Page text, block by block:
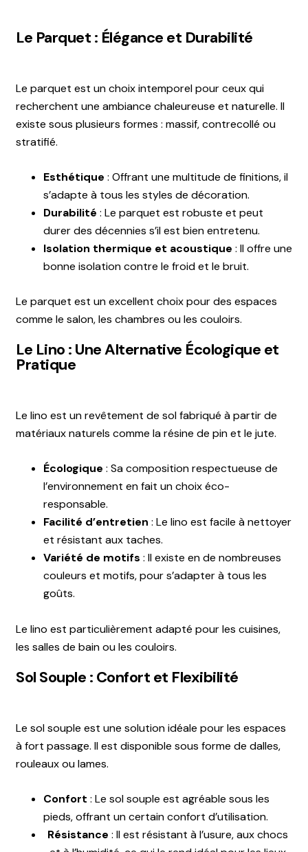
Le Parquet : Élégance et Durabilité
Le parquet est un choix intemporel pour ceux qui
recherchent une ambiance chaleureuse et naturelle. Il
existe sous plusieurs formes : massif, contrecollé ou
stratifié.
Esthétique : Offrant une multitude de finitions, il
s’adapte à tous les styles de décoration.
Durabilité : Le parquet est robuste et peut
durer des décennies s’il est bien entretenu.
Isolation thermique et acoustique : Il offre une
bonne isolation contre le froid et le bruit.
Le parquet est un excellent choix pour des espaces
comme le salon, les chambres ou les couloirs.
Le Lino : Une Alternative Écologique et
Pratique
Le lino est un revêtement de sol fabriqué à partir de
matériaux naturels comme la résine de pin et le jute.
Écologique : Sa composition respectueuse de
l’environnement en fait un choix éco-
responsable.
Facilité d’entretien : Le lino est facile à nettoyer
et résistant aux taches.
Variété de motifs : Il existe en de nombreuses
couleurs et motifs, pour s’adapter à tous les
goûts.
Le lino est particulièrement adapté pour les cuisines,
les salles de bain ou les couloirs.
Sol Souple : Confort et Flexibilité
Le sol souple est une solution idéale pour les espaces
à fort passage. Il est disponible sous forme de dalles,
rouleaux ou lames.
Confort : Le sol souple est agréable sous les
pieds, offrant un certain confort d’utilisation.
Résistance : Il est résistant à l’usure, aux chocs